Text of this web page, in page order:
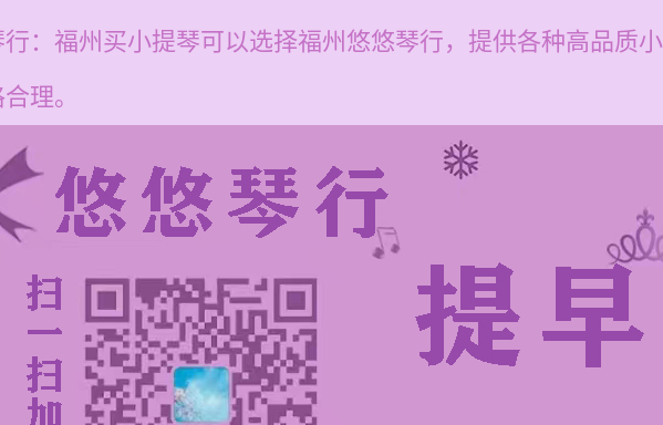
：福州买小提琴可以选择福州悠悠琴行，提供各种高品质
理。